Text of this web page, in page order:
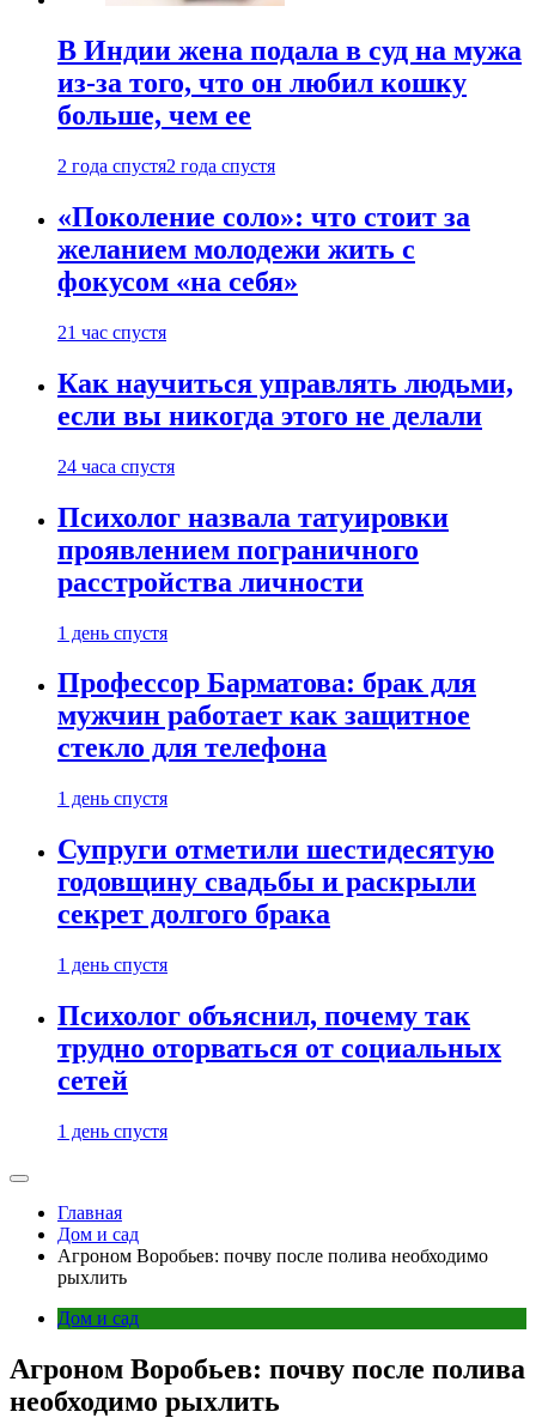
В Индии жена подала в суд на мужа
из-за того, что он любил кошку
больше, чем ее
2 года спустя2 года спустя
«Поколение соло»: что стоит за
желанием молодежи жить с
фокусом «на себя»
21 час спустя
Как научиться управлять людьми,
если вы никогда этого не делали
24 часа спустя
Психолог назвала татуировки
проявлением пограничного
расстройства личности
1 день спустя
Профессор Барматова: брак для
мужчин работает как защитное
стекло для телефона
1 день спустя
Супруги отметили шестидесятую
годовщину свадьбы и раскрыли
секрет долгого брака
1 день спустя
Психолог объяснил, почему так
трудно оторваться от социальных
сетей
1 день спустя
Главная
Дом и сад
Агроном Воробьев: почву после полива необходимо
рыхлить
Дом и сад
Агроном Воробьев: почву после полива
необходимо рыхлить